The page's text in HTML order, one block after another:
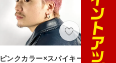
ピンクカラー×スパイキー